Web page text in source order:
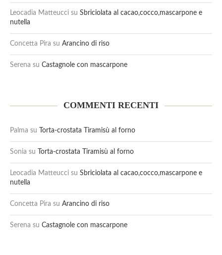
Leocadia Matteucci su Sbriciolata al cacao,cocco,mascarpone e
nutella
Concetta Pira su Arancino di riso
Serena su Castagnole con mascarpone
COMMENTI RECENTI
Palma su Torta-crostata Tiramisù al forno
Sonia su Torta-crostata Tiramisù al forno
Leocadia Matteucci su Sbriciolata al cacao,cocco,mascarpone e
nutella
Concetta Pira su Arancino di riso
Serena su Castagnole con mascarpone